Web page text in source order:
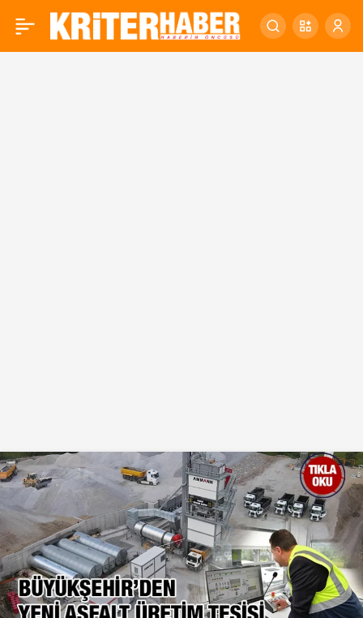
Balıkesir’de asfalt serimi 0